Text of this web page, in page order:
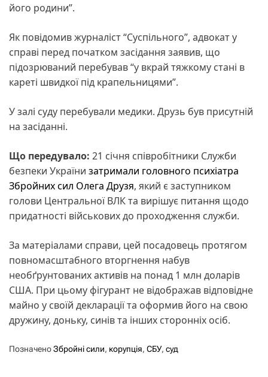
його родини”.
Як повідомив журналіст “Суспільного”, адвокат у
справі перед початком засідання заявив, що
підозрюваний перебував “у вкрай тяжкому стані в
кареті швидкої під крапельницями”.
У залі суду перебували медики. Друзь був присутній
на засіданні.
Що передувало: 21 січня співробітники Служби
безпеки України затримали головного психіатра
Збройних сил Олега Друзя, який є заступником
голови Центральної ВЛК та вирішує питання щодо
придатності військових до проходження служби.
За матеріалами справи, цей посадовець протягом
повномасштабного вторгнення набув
необґрунтованих активів на понад 1 млн доларів
США. При цьому фігурант не відображав відповідне
майно у своїй декларації та оформив його на свою
дружину, доньку, синів та інших сторонніх осіб.
ПозначеноЗбройні сили, корупція, СБУ, суд